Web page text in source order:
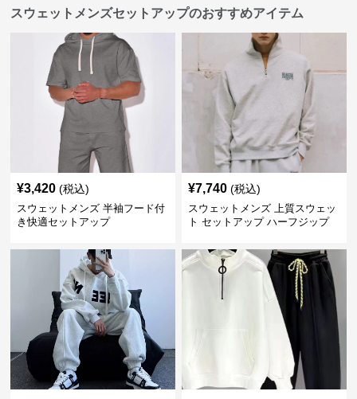
スウェットメンズセットアップのおすすめアイテム
¥3,420 (税込)
スウェットメンズ 半袖フード付
き快適セットアップ
¥7,740 (税込)
スウェットメンズ 上質スウェッ
ト セットアップ ハーフジップ